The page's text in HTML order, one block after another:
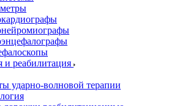
и реабилитация
ударно-волновой терапии